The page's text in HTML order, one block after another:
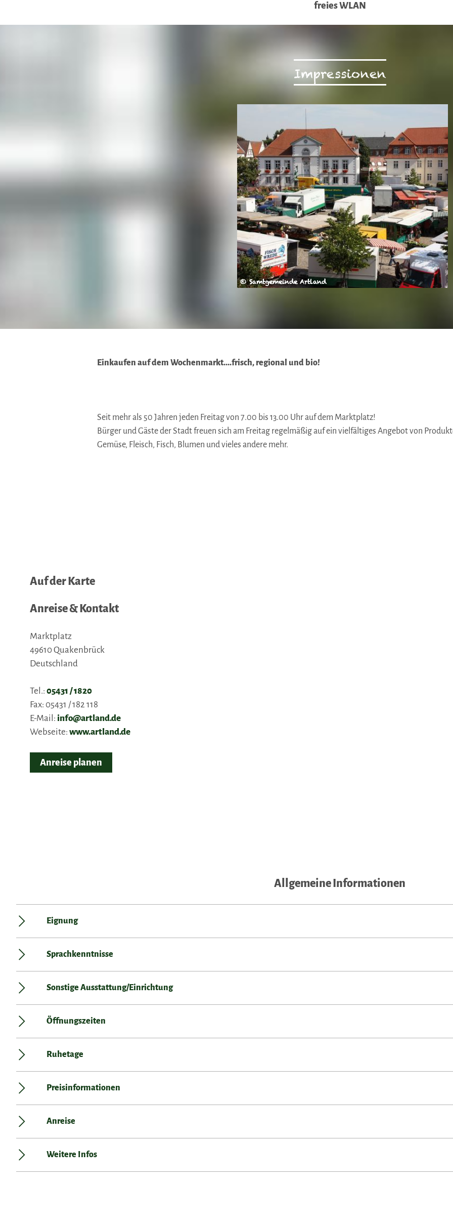
freies WLAN
Impressionen
© Samtgemeinde Artland
Einkaufen auf dem Wochenmarkt....frisch, regional und bio!
Seit mehr als 50 Jahren jeden Freitag von 7.00 bis 13.00 Uhr auf dem Marktplatz!
Bürger und Gäste der Stadt freuen sich am Freitag regelmäßig auf ein vielfältiges Angebot von
Gemüse, Fleisch, Fisch, Blumen und vieles andere mehr.
Auf der Karte
Anreise & Kontakt
Marktplatz
49610 Quakenbrück
Deutschland
Tel.: 05431 / 1820
Fax: 05431 / 182 118
E-Mail: info@artland.de
Webseite: www.artland.de
Anreise planen
Allgemeine Informationen
Eignung
Sprachkenntnisse
Sonstige Ausstattung/Einrichtung
Öffnungszeiten
Ruhetage
Preisinformationen
Anreise
Weitere Infos